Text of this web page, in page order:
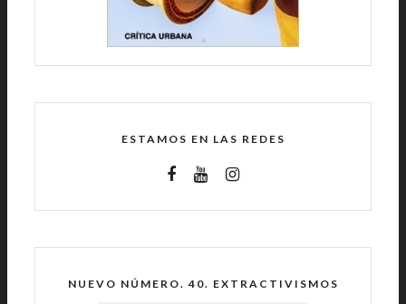
ESTAMOS EN LAS REDES
NUEVO NÚMERO. 40. EXTRACTIVISMOS